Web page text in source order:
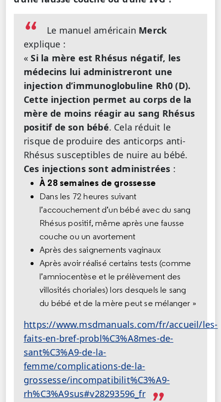
Le manuel américain Merck
explique :
«Si la mère est Rhésus négatif, les
médecins lui administreront une
injection d’immunoglobuline Rh0 (D).
Cette injection permet au corps de la
mère de moins réagir au sang Rhésus
positif de son bébé. Cela réduit le
risque de produire des anticorps anti-
Rhésus susceptibles de nuire au bébé.
Ces injections sont administrées :
À 28 semaines de grossesse
Dans les 72 heures suivant
l’accouchement d’un bébé avec du sang
Rhésus positif, même après une fausse
couche ou un avortement
Après des saignements vaginaux
Après avoir réalisé certains tests (comme
l’amniocentèse et le prélèvement des
villosités choriales) lors desquels le sang
du bébé et de la mère peut se mélanger »
https://www.msdmanuals.com/fr/accueil/les-
faits-en-bref-probl%C3%A8mes-de-
sant%C3%A9-de-la-
femme/complications-de-la-
grossesse/incompatibilit%C3%A9-
rh%C3%A9sus#v28293596_fr